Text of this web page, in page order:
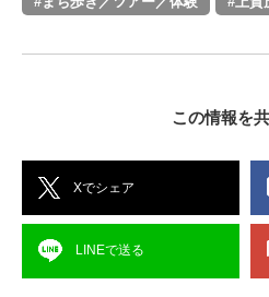
この情報を
Xでシェア
LINEで送る